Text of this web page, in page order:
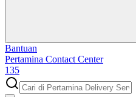
Bantuan
Pertamina Contact Center
135